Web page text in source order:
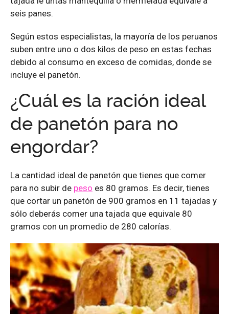
seis panes.
Según estos especialistas, la mayoría de los peruanos
suben entre uno o dos kilos de peso en estas fechas
debido al consumo en exceso de comidas, donde se
incluye el panetón.
¿Cuál es la ración ideal
de panetón para no
engordar?
La cantidad ideal de panetón que tienes que comer
para no subir de peso es 80 gramos. Es decir, tienes
que cortar un panetón de 900 gramos en 11 tajadas y
sólo deberás comer una tajada que equivale 80
gramos con un promedio de 280 calorías.